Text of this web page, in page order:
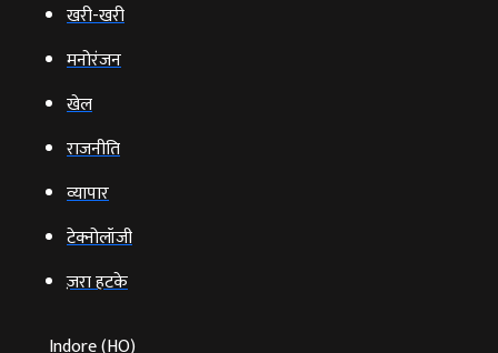
खरी-खरी
मनोरंजन
खेल
राजनीति
व्‍यापार
टेक्‍नोलॉजी
ज़रा हटके